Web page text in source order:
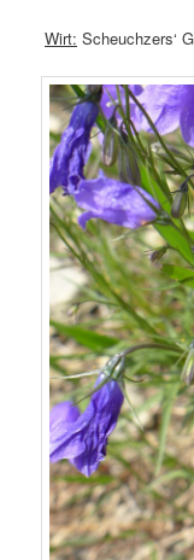
Wirt: Scheuchzers‘